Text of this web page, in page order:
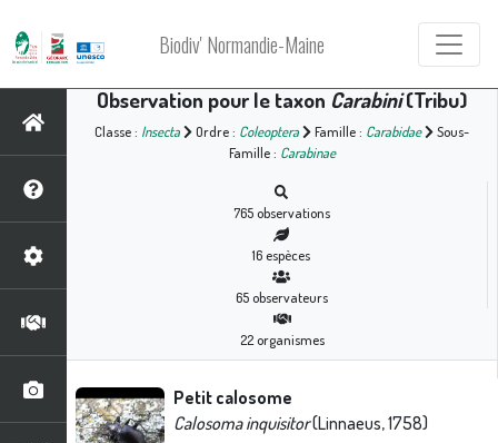
Biodiv' Normandie-Maine
Observation pour le taxon Carabini(Tribu)
Classe : Insecta Ordre : Coleoptera Famille : Carabidae
Sous-
Famille : Carabinae
765observations
16espèces
65observateurs
22organismes
Petit calosome
Calosoma inquisitor(Linnaeus, 1758)